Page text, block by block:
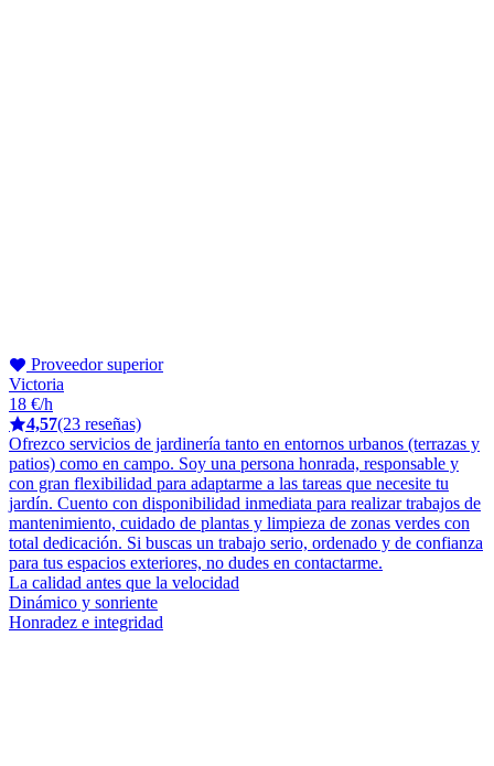
Proveedor superior
Victoria
18 €/h
4,57(23 reseñas)
Ofrezco servicios de jardinería tanto en entornos urbanos (terrazas y
patios) como en campo. Soy una persona honrada, responsable y
con gran flexibilidad para adaptarme a las tareas que necesite tu
jardín. Cuento con disponibilidad inmediata para realizar trabajos de
mantenimiento, cuidado de plantas y limpieza de zonas verdes con
total dedicación. Si buscas un trabajo serio, ordenado y de confianza
para tus espacios exteriores, no dudes en contactarme.
La calidad antes que la velocidad
Dinámico y sonriente
Honradez e integridad